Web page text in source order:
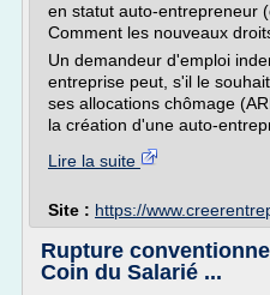
en statut auto-entrepreneur
Comment les nouveaux
Un demandeur d'emploi
entreprise peut, s'il le
ses allocations chômage
la création d'une auto-
Lire la suite
Site : https://
Rupture
Coin du Salarié ...